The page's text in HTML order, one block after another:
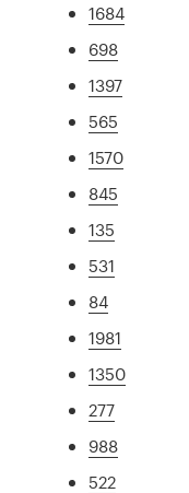
1684
698
1397
565
1570
845
135
531
84
1981
1350
277
988
522